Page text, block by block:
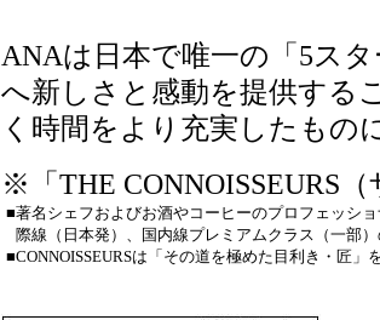
ANAは日本で唯一の「5ス
へ新しさと感動を提供する
く時間をより充実したもの
※「THE CONNOISSEURS
■著名シェフおよびお酒やコーヒーのプロフェッシ
際線（日本発）、国内線プレミアムクラス（一部
■CONNOISSEURSは「その道を極めた目利き・匠」